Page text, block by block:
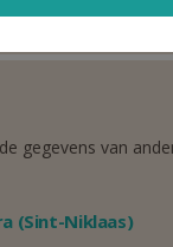
gegevens van
(Sint-Niklaas)